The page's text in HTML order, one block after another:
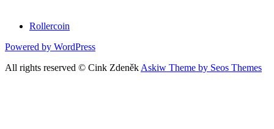
Rollercoin
Powered by WordPress
All rights reserved © Cink Zdeněk Askiw Theme by Seos Themes